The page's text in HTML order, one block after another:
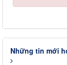
Những tin mới